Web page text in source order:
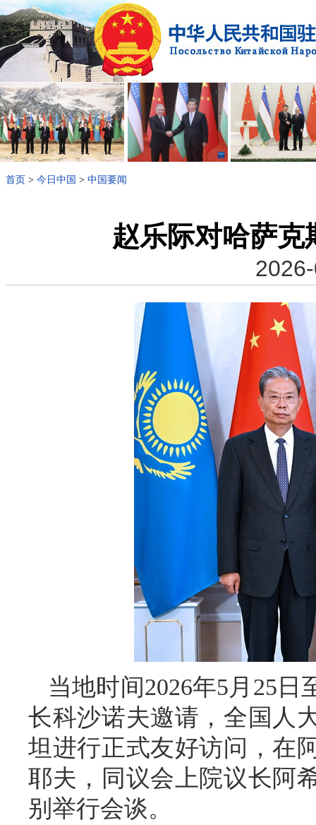
首页 > 今日中国 > 中国要闻
赵乐际对哈萨克
当地时间2026年5月25
长科沙诺夫邀请，全国人
坦进行正式友好访问，在
耶夫，同议会上院议长阿
别举行会谈。